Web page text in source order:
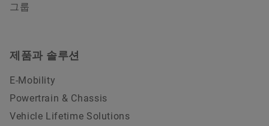
그룹
제품과 솔루션
E-Mobility
Powertrain & Chassis
Vehicle Lifetime Solutions